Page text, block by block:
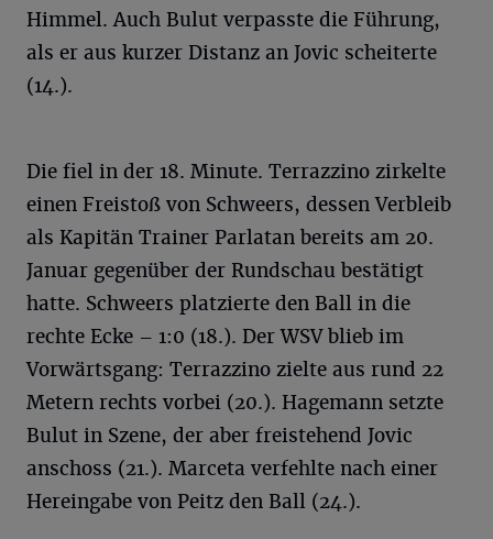
Himmel. Auch Bulut verpasste die Führung,
als er aus kurzer Distanz an Jovic scheiterte
(14.).
Die fiel in der 18. Minute. Terrazzino zirkelte
einen Freistoß von Schweers, dessen Verbleib
als Kapitän Trainer Parlatan bereits am 20.
Januar gegenüber der Rundschau bestätigt
hatte. Schweers platzierte den Ball in die
rechte Ecke – 1:0 (18.). Der WSV blieb im
Vorwärtsgang: Terrazzino zielte aus rund 22
Metern rechts vorbei (20.). Hagemann setzte
Bulut in Szene, der aber freistehend Jovic
anschoss (21.). Marceta verfehlte nach einer
Hereingabe von Peitz den Ball (24.).